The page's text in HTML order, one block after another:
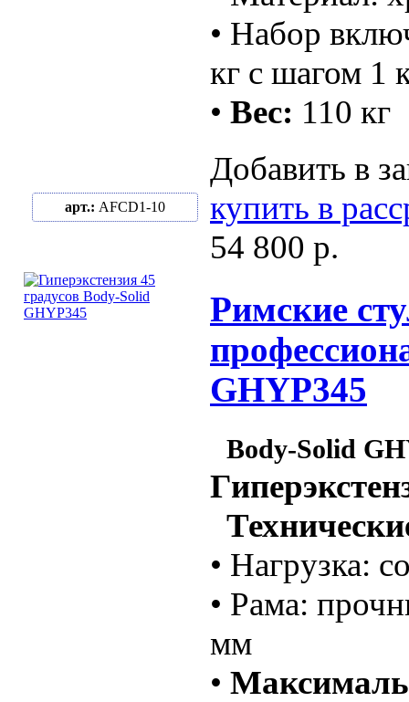
• Набор
кг с шагом 1
• Вес: 110 кг
арт.: AFCD1-10
Добавить в
купить в
54 800 р.
Римские
GHYP345
Body-Solid
• Нагрузка:
• Рама:
мм
•